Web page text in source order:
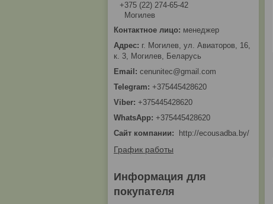
+375 (22) 274-65-42
Могилев
менеджер
г. Могилев, ул. Авиаторов, 16,
к. 3, Могилев, Беларусь
cenunitec@gmail.com
+375445428620
+375445428620
+375445428620
Сайт компании
http://ecousadba.by/
График работы
Информация для
покупателя